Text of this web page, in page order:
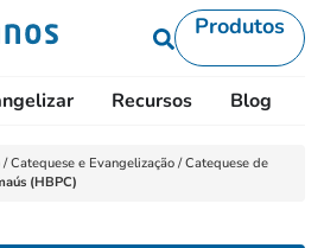
Produtos
Recursos Blog
/Catequese e Evangelização /Catequese de
(HBPC)